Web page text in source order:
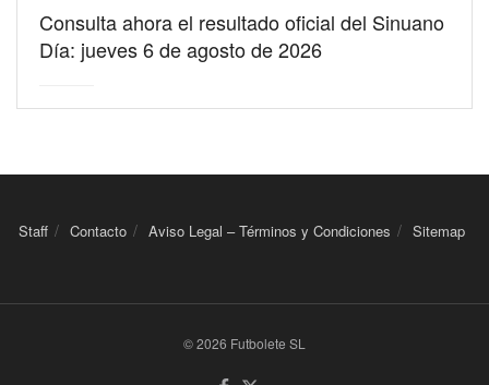
Consulta ahora el resultado oficial del Sinuano
Día: jueves 6 de agosto de 2026
Staff Contacto Aviso Legal – Términos y Condiciones Sitemap
© 2026 Futbolete SL